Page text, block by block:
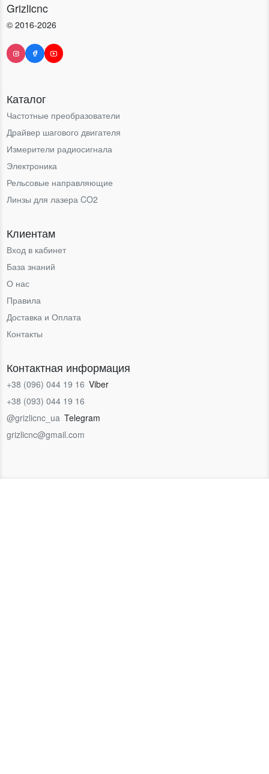
Grizlicnc
© 2016-2026
Каталог
Частотные преобразователи
Драйвер шагового двигателя
Измерители радиосигнала
Электроника
Рельсовые направляющие
Линзы для лазера CO2
Клиентам
Вход в кабинет
База знаний
О нас
Правила
Доставка и Оплата
Контакты
Контактная информация
+38 (096) 044 19 16 Viber
+38 (093) 044 19 16
@grizlicnc_ua Telegram
grizlicnc@gmail.com